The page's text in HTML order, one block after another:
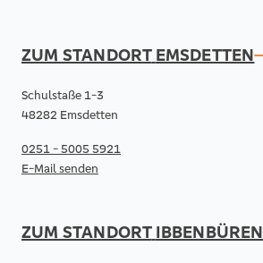
ZUM STANDORT EMSDETTEN
Schulstaße 1-3
48282 Emsdetten
0251 - 5005 5921
E-Mail senden
ZUM STANDORT IBBENBÜREN